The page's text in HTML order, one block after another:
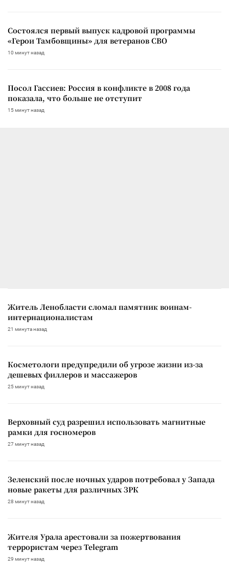
Состоялся первый выпуск кадровой программы
«Герои Тамбовщины» для ветеранов СВО
10 минут назад
Посол Гассиев: Россия в конфликте в 2008 года
показала, что больше не отступит
15 минут назад
Житель Ленобласти сломал памятник воинам-
интернационалистам
21 минута назад
Косметологи предупредили об угрозе жизни из-за
дешевых филлеров и массажеров
25 минут назад
Верховный суд разрешил использовать магнитные
рамки для госномеров
27 минут назад
Зеленский после ночных ударов потребовал у Запада
новые ракеты для различных ЗРК
28 минут назад
Жителя Урала арестовали за пожертвования
террористам через Telegram
29 минут назад